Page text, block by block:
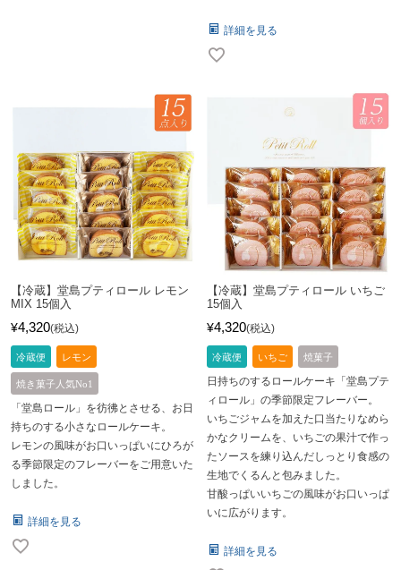
詳細を見る
【冷蔵】堂島プティロール レモン
MIX 15個入
¥4,320 税込
冷蔵便 レモン
焼き菓子人気No1
「堂島ロール」を彷彿とさせる、お日
持ちのする小さなロールケーキ。
レモンの風味がお口いっぱいにひろが
る季節限定のフレーバーをご用意いた
しました。
詳細を見る
【冷蔵】堂島プティロール いちご
15個入
¥4,320 税込
冷蔵便 いちご 焼菓子
日持ちのするロールケーキ「堂島プテ
ィロール」の季節限定フレーバー。
いちごジャムを加えた口当たりなめら
かなクリームを、いちごの果汁で作っ
たソースを練り込んだしっとり食感の
生地でくるんと包みました。
甘酸っぱいいちごの風味がお口いっぱ
いに広がります。
詳細を見る